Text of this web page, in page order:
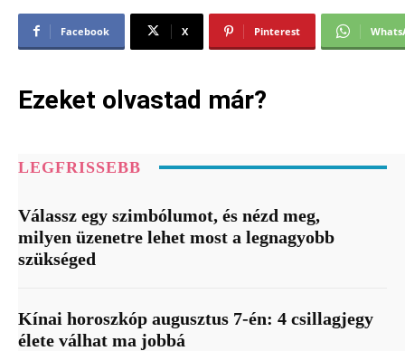
Facebook X Pinterest
Ezeket olvastad már?
LEGFRISSEBB
Válassz egy szimbólumot, és nézd meg,
milyen üzenetre lehet most a legnagyobb
szükséged
Kínai horoszkóp augusztus 7-én: 4 csillagjegy
élete válhat ma jobbá